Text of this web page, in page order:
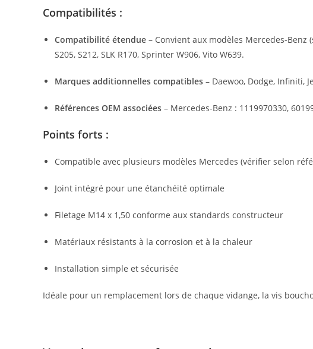
Compatibilités :
Compatibilité étendue – Convient aux modèles Mercedes-Benz
S205, S212, SLK R170, Sprinter W906, Vito W639.
Marques additionnelles compatibles – Daewoo, Dodge, Infiniti,
Références OEM associées – Mercedes-Benz : 1119970330,
Points forts :
Compatible avec plusieurs modèles Mercedes (vérifier selon
Joint intégré pour une étanchéité optimale
Filetage M14 x 1,50 conforme aux standards constructeur
Matériaux résistants à la corrosion et à la chaleur
Installation simple et sécurisée
Idéale pour un remplacement lors de chaque vidange, la vis